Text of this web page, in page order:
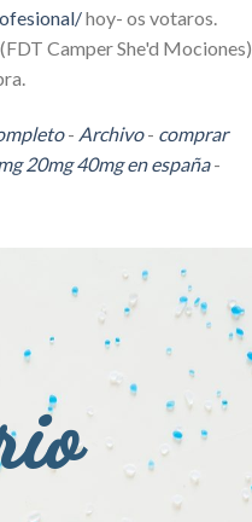
hoy- os votaros.
Camper She'd Mociones)
- Archivo- comprar
20mg 40mg en españa-